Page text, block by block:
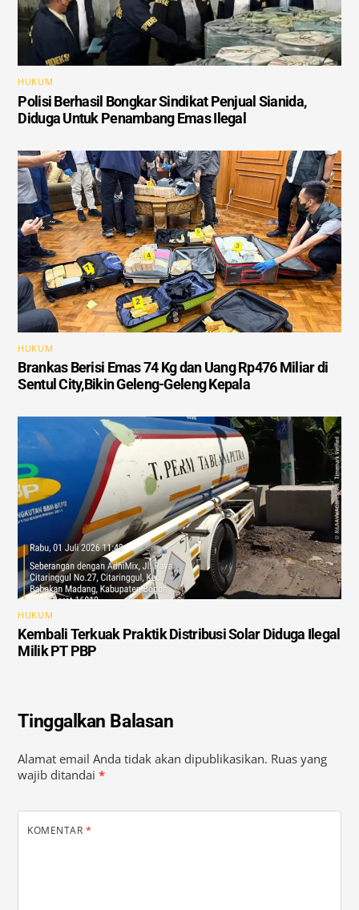
HUKUM
Polisi Berhasil Bongkar Sindikat Penjual Sianida,
Diduga Untuk Penambang Emas Ilegal
HUKUM
Brankas Berisi Emas 74 Kg dan Uang Rp476 Miliar di
Sentul City,Bikin Geleng-Geleng Kepala
HUKUM
Kembali Terkuak Praktik Distribusi Solar Diduga Ilegal
Milik PT PBP
Tinggalkan Balasan
Alamat email Anda tidak akan dipublikasikan. Ruas yang
wajib ditandai*
KOMENTAR *